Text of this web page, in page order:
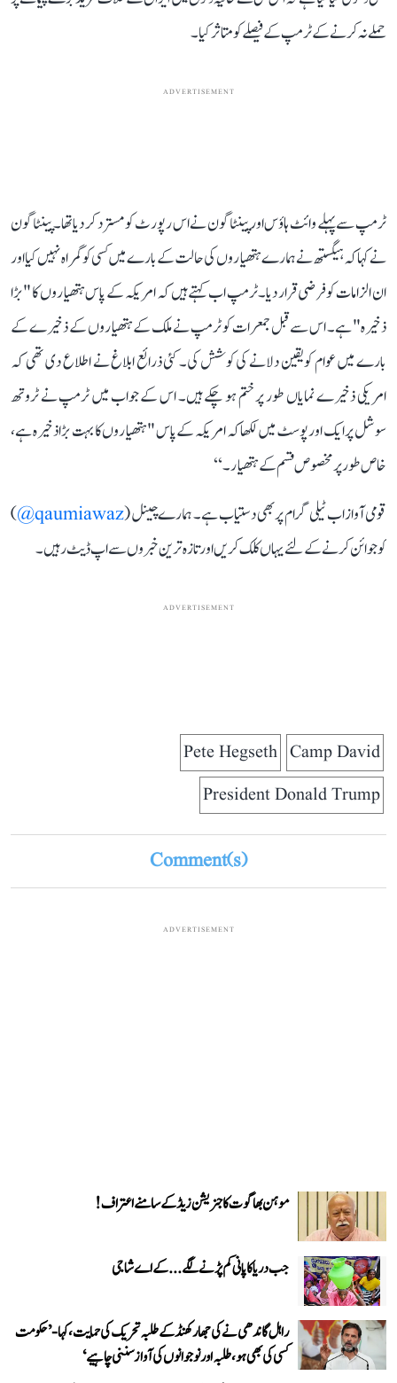
حملے نہ کرنے کے ٹرمپ کے فیصلے کو متاثر کیا۔
ADVERTISEMENT
ٹرمپ سے پہلے وائٹ ہاؤس اور پینٹاگون نے اس رپورٹ کو مسترد کر دیا تھا۔ پینٹاگون
نے کہا کہ ہیگستھ نے ہمارے ہتھیاروں کی حالت کے بارے میں کسی کو گمراہ نہیں کیا اور
ان الزامات کو فرضی قرار دیا۔ٹرمپ اب کہتے ہیں کہ امریکہ کے پاس ہتھیاروں کا "بڑا
ذخیرہ" ہے۔ اس سے قبل جمعرات کو ٹرمپ نے ملک کے ہتھیاروں کے ذخیرے کے
بارے میں عوام کو یقین دلانے کی کوشش کی۔ کئی ذرائع ابلاغ نے اطلاع دی تھی کہ
امریکی ذخیرے نمایاں طور پر ختم ہو چکے ہیں۔ اس کے جواب میں ٹرمپ نے ٹروتھ
سوشل پر ایک اور پوسٹ میں لکھا کہ امریکہ کے پاس "ہتھیاروں کا بہت بڑا ذخیرہ ہے،
خاص طور پر مخصوص قسم کے ہتھیار۔‘‘
قومی آواز اب ٹیلی گرام پر بھی دستیاب ہے۔ ہمارے چینل (qaumiawaz@
)
کو جوائن کرنے کے لئے یہاں کلک کریں اور تازہ ترین خبروں سے اپ ڈیٹ رہیں۔
ADVERTISEMENT
Camp David
Pete Hegseth
President Donald Trump
Comment(s)
ADVERTISEMENT
موہن بھاگوت کا جنریشن زیڈ کے سامنے اعتراف!
جب دریا کا پانی کم پڑنے لگے...کے اے شاجی
راہل گاندھی نے کی جھارکھنڈ کے طلبہ تحریک کی حمایت، کہا- ’حکومت
کسی کی بھی ہو، طلبہ اور نوجوانوں کی آواز سننی چاہیے‘